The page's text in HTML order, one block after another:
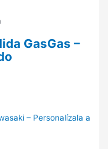
GasGas –